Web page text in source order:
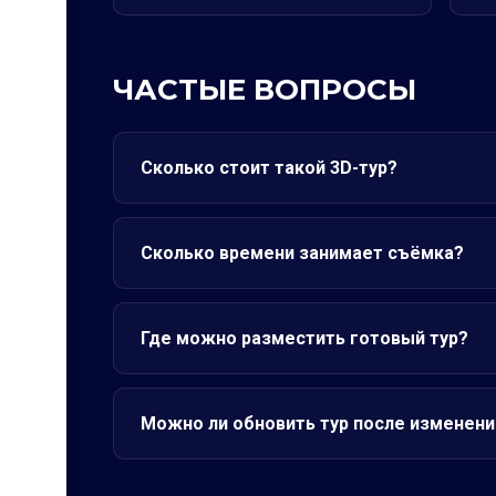
ЧАСТЫЕ ВОПРОСЫ
Сколько стоит такой 3D-тур?
Сколько времени занимает съёмка?
Где можно разместить готовый тур?
Можно ли обновить тур после